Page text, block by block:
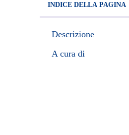
INDICE DELLA PAGINA
Descrizione
A cura di